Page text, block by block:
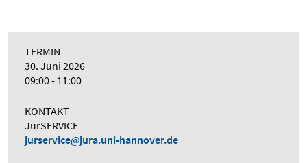
TERMIN
30. Juni 2026
09:00 - 11:00
KONTAKT
JurSERVICE
jurservice
jura.uni-hannover.de